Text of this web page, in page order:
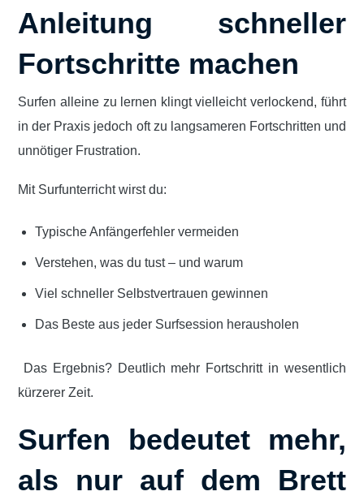
Anleitung schneller
Fortschritte machen
Surfen alleine zu lernen klingt vielleicht verlockend, führt
in der Praxis jedoch oft zu langsameren Fortschritten und
unnötiger Frustration.
Mit Surfunterricht wirst du:
Typische Anfängerfehler vermeiden
Verstehen, was du tust – und warum
Viel schneller Selbstvertrauen gewinnen
Das Beste aus jeder Surfsession herausholen
Das Ergebnis? Deutlich mehr Fortschritt in wesentlich
kürzerer Zeit.
Surfen bedeutet mehr,
als nur auf dem Brett